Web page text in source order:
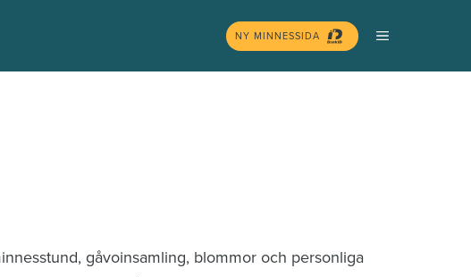
NY MINNESSIDA MENY
gåvoinsamling, blommor och personliga